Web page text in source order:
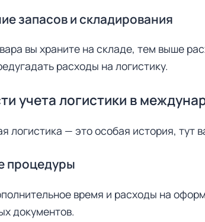
запасов и складирования
вы храните на складе, тем выше
расходы на логистику.
учета логистики в
логистика — это особая история, тут
процедуры
время и расходы на
документов.